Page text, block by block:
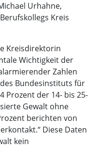
Urhahne,
Kreis
Kreisdirektorin
Wichtigkeit der
Zahlen
Bundesinstituts für
Prozent der 14- bis 25-
Gewalt ohne
berichten von
Diese Daten
kein